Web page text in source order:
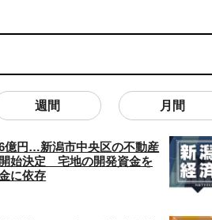
週間 月間
億円…新潟市中央区の不動産
始決定 宅地の開発資金を
に依存